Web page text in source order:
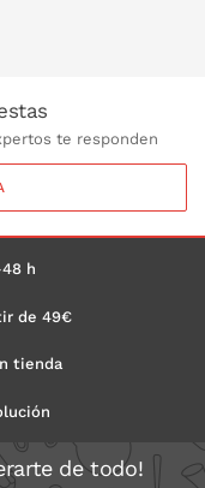
te responden
h
de 49€
tienda
de todo!